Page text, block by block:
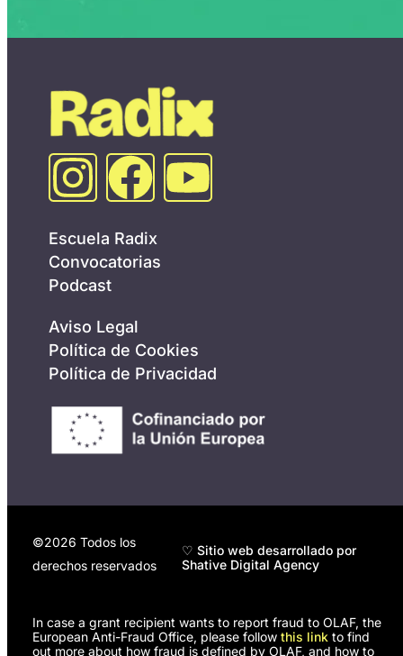
Escuela Radix
Convocatorias
Podcast
Aviso Legal
Política de Cookies
Política de Privacidad
©2026 Todos los
derechos reservados
♡ Sitio web desarrollado por
Shative Digital Agency
In case a grant recipient wants to report fraud to OLAF, the
European Anti-Fraud Office, please follow this link to find
out more about how fraud is defined by OLAF, and how to